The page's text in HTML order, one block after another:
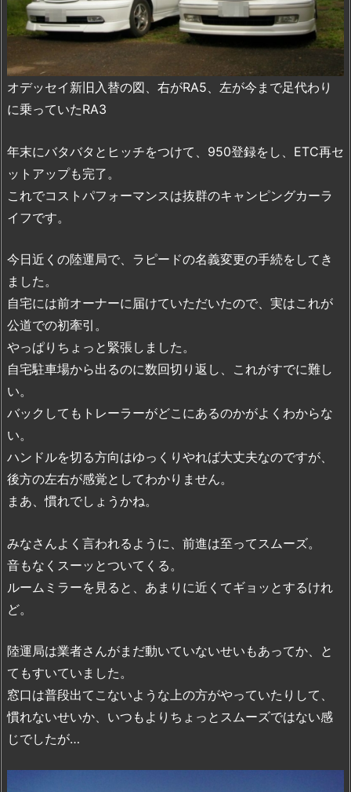
オデッセイ新旧入替の図、右がRA5、左が今まで足代わり
に乗っていたRA3
年末にバタバタとヒッチをつけて、950登録をし、ETC再セ
ットアップも完了。
これでコストパフォーマンスは抜群のキャンピングカーラ
イフです。
今日近くの陸運局で、ラピードの名義変更の手続をしてき
ました。
自宅には前オーナーに届けていただいたので、実はこれが
公道での初牽引。
やっぱりちょっと緊張しました。
自宅駐車場から出るのに数回切り返し、これがすでに難し
い。
バックしてもトレーラーがどこにあるのかがよくわからな
い。
ハンドルを切る方向はゆっくりやれば大丈夫なのですが、
後方の左右が感覚としてわかりません。
まあ、慣れでしょうかね。
みなさんよく言われるように、前進は至ってスムーズ。
音もなくスーッとついてくる。
ルームミラーを見ると、あまりに近くてギョッとするけれ
ど。
陸運局は業者さんがまだ動いていないせいもあってか、と
てもすいていました。
窓口は普段出てこないような上の方がやっていたりして、
慣れないせいか、いつもよりちょっとスムーズではない感
じでしたが…